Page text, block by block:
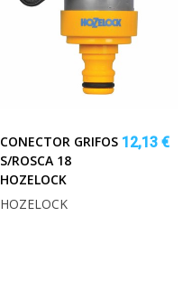
CONECTOR GRIFOS
S/ROSCA 18
HOZELOCK
12,13 €
HOZELOCK